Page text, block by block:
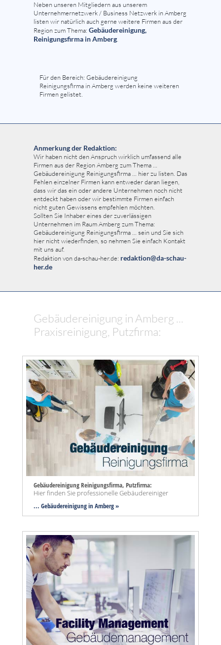
Neben unseren Mitgliedern aus unserem
Unternehmernetzwerk / Business Netzwerk in Amberg
listen wir natürlich auch gerne weitere Firmen aus der
Region zum Thema: Gebäudereinigung,
Reinigungsfirma in Amberg.
Für den Bereich: Gebäudereinigung
Reinigungsfirma in Amberg werden keine weiteren
Firmen gelistet.
Anmerkung der Redaktion:
Wir haben nicht den Anspruch wirklich umfassend alle
Firmen aus der Region Amberg zum Thema ...
Gebäudereinigung Reinigungsfirma ... hier zu listen. Das
Fehlen einzelner Firmen kann entweder daran liegen,
dass wir das ein oder andere Unternehmen noch nicht
entdeckt haben oder wir bestimmte Firmen einfach
nicht guten Gewissens empfehlen möchten.
Sollten Sie Inhaber eines der zuverlässigen
Unternehmen im Raum Amberg zum Thema:
Gebäudereinigung Reinigungsfirma ... sein und Sie sich
hier nicht wiederfinden, so nehmen Sie einfach Kontakt
mit uns auf.
Redaktion von da-schau-her.de: redaktion@da-schau-
her.de
Gebäudereinigung in Amberg ...
Praxisreinigung, Putzfirma:
Gebäudereinigung Reinigungsfirma, Putzfirma:
Hier finden Sie professionelle Gebäudereiniger
... Gebäudereinigung in Amberg »